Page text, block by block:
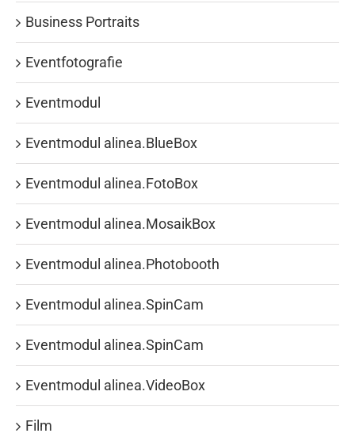
Business Portraits
Eventfotografie
Eventmodul
Eventmodul alinea.BlueBox
Eventmodul alinea.FotoBox
Eventmodul alinea.MosaikBox
Eventmodul alinea.Photobooth
Eventmodul alinea.SpinCam
Eventmodul alinea.SpinCam
Eventmodul alinea.VideoBox
Film